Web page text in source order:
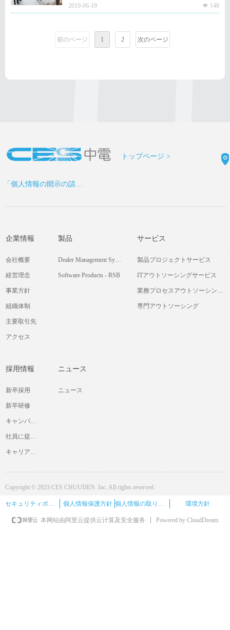
넶 148
2019-06-19
前のページ 1 2 次のページ
会社概要
経営理念
事業方針
組織体制
主要取引先
アクセス
企業情報
Dealer Management System
Software Products - RSB
製品
製品プロジェクトサービス
ITアウトソーシングサービス
業務プロセスアウトソーシングサービス
専門アウトソーシング
サービス
新卒採用
新卒研修
キャンパス交流会
社員に提供したいと考えていること
キャリア採用情報
採用情報
ニュース
ニュース
Copyright © 2023 CES CHUUDEN Inc. All rights reserved.
セキュリティポリシー 個人情報保護方針 個人情報の取り扱い 環境方針
トップページ >
「個人情報の開示の請求書」をDOWNLOAD >
本网站由阿里云提供云计算及安全服务 Powered by CloudDream